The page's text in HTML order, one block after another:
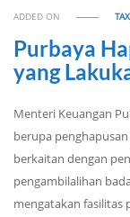
ADDED ON
Purbaya
yang
Menteri Keuangan
berupa
berkaitan dengan
pengambilalihan
mengatakan fasilitas